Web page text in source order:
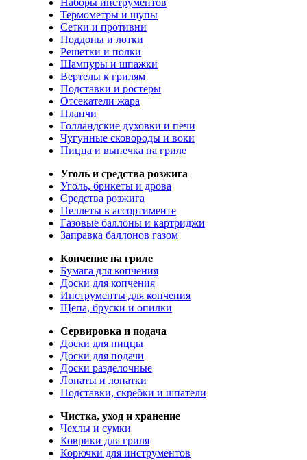
Наборы инструментов
Термометры и щупы
Сетки и противни
Поддоны и лотки
Решетки и полки
Шампуры и шпажки
Вертелы к грилям
Подставки и ростеры
Отсекатели жара
Планчи
Голландские духовки и печи
Чугунные сковороды и воки
Пицца и выпечка на гриле
Уголь и средства розжига
Уголь, брикеты и дрова
Средства розжига
Пеллеты в ассортименте
Газовые баллоны и картриджи
Заправка баллонов газом
Копчение на гриле
Бумага для копчения
Доски для копчения
Инструменты для копчения
Щепа, бруски и опилки
Сервировка и подача
Доски для пиццы
Доски для подачи
Доски разделочные
Лопаты и лопатки
Подставки, скребки и шпатели
Чистка, уход и хранение
Чехлы и сумки
Коврики для гриля
Корючки для инструментов